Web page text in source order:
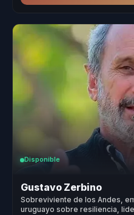
Disponible
Gustavo Zerbino
Sobreviviente de los Andes,
uruguayo sobre resiliencia,